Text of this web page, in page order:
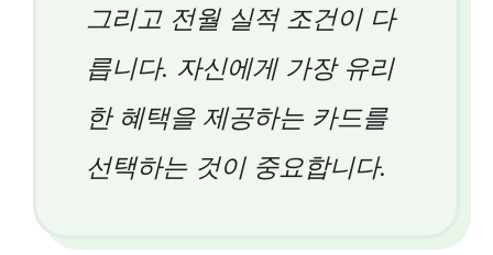
그리고 전월 실적 조건이 다
릅니다. 자신에게 가장 유리
한 혜택을 제공하는 카드를
선택하는 것이 중요합니다.